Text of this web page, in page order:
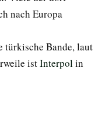
nach Europa
türkische Bande, laut
istInterpolin